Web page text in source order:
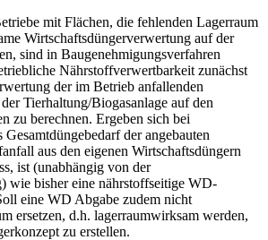
mit Flächen, die fehlenden Lagerraum
Wirtschaftsdüngerverwertung auf der
sind in Baugenehmigungsverfahren
Nährstoffverwertbarkeit zunächst
der im Betrieb anfallenden
Tierhaltung/Biogasanlage auf den
zu berechnen. Ergeben sich bei
der angebauten
aus den eigenen Wirtschaftsdüngern
ist (unabhängig von der
wie bisher eine nährstoffseitige WD-
eine WD Abgabe zudem nicht
ersetzen, d.h. lagerraumwirksam werden,
zu erstellen.